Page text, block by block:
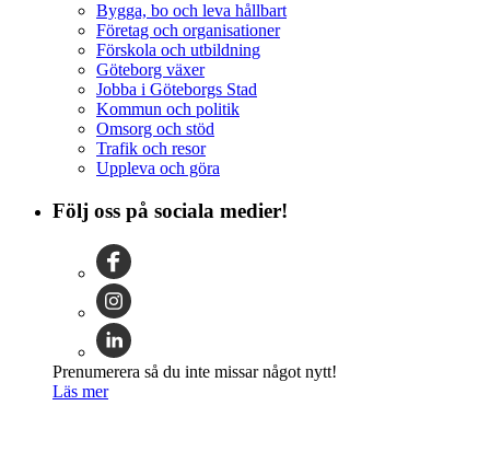
Bygga, bo och leva hållbart
Företag och organisationer
Förskola och utbildning
Göteborg växer
Jobba i Göteborgs Stad
Kommun och politik
Omsorg och stöd
Trafik och resor
Uppleva och göra
Följ oss på sociala medier!
Prenumerera så du inte missar något nytt!
Läs mer